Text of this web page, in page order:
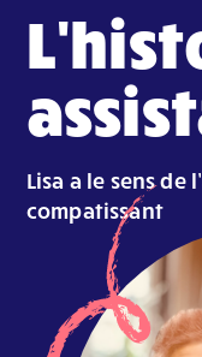
Lisa a le sens de
compatissant